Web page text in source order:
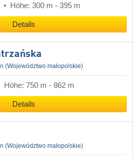
Höhe: 300 m - 395 m
Details
(Województwo małopolskie)
Höhe: 750 m - 862 m
Details
(Województwo małopolskie)